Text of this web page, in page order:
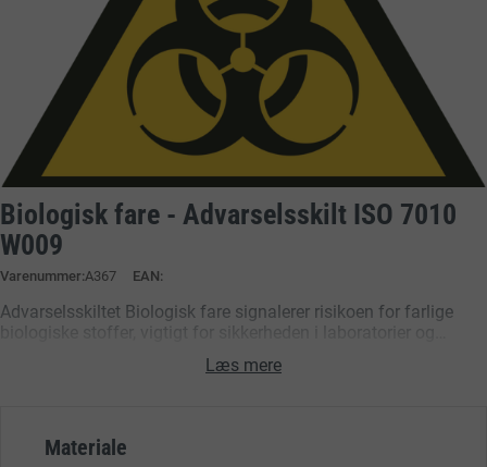
Biologisk fare - Advarselsskilt ISO 7010
W009
Varenummer A367 EAN:
Advarselsskiltet Biologisk fare signalerer risikoen for farlige
arbejdsområder. Symbolet er i overensstemmelse med
ISO7010. Skiltet findes i flere materialer og størrelser.
Læs mere
Materiale